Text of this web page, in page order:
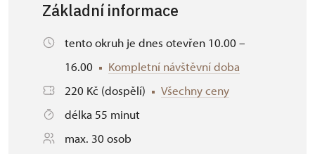
Základní informace
tento okruh je dnes otevřen 10.00 –
16.00
Kompletní návštěvní doba
220 Kč (dospělí)
Všechny ceny
délka 55 minut
max. 30 osob